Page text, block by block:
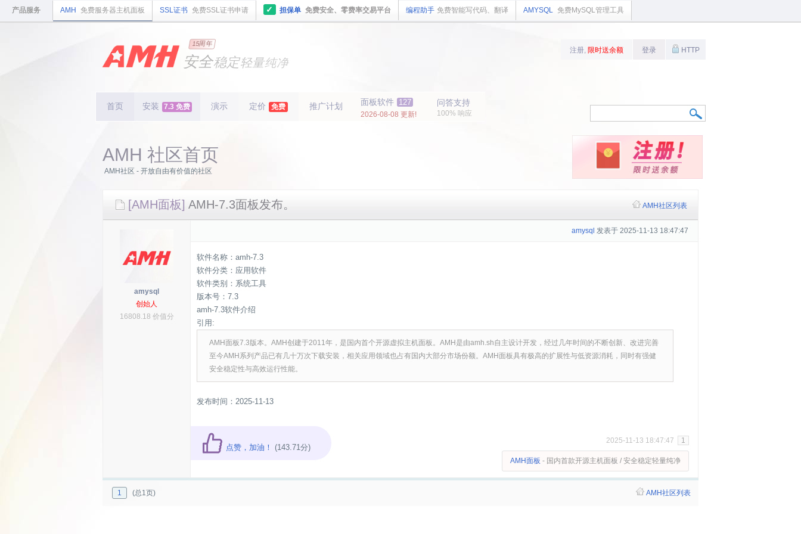
产品服务 AMH 免费服务器主机面板 SSL证书 免费SSL证书申请 ✓ 担保单 免费安全、零费率交易平台 编程助手 免费智能写代码、翻译 AMYSQL 免费MySQL管理工具
15周年
国内领先
安全稳定轻量纯净
首页 安装 7.3 免费 演示 定价 免费 推广计划 面板软件 127
2026-08-08 更新!
问答支持
100% 响应
注册, 限时送余额 登录 HTTP
AMH 社区首页
AMH社区 - 开放自由有价值的社区
[AMH面板] AMH-7.3面板发布。 AMH社区列表
amysql
创始人
16808.18 价值分
amysql 发表于 2025-11-13 18:47:47
软件名称：amh-7.3
软件分类：应用软件
软件类别：系统工具
版本号：7.3
amh-7.3软件介绍
引用:
AMH面板7.3版本。AMH创建于2011年，是国内首个开源虚拟主机面板。AMH是由amh.sh自主设计开发，经过几年时间的不断创新、改进完善
至今AMH系列产品已有几十万次下载安装，相关应用领域也占有国内大部分市场份额。AMH面板具有极高的扩展性与低资源消耗，同时有强健
安全稳定性与高效运行性能。
发布时间：2025-11-13
点赞，加油！ (143.71分)
2025-11-13 18:47:47 1
AMH面板 - 国内首款开源主机面板 / 安全稳定轻量纯净
1 (总1页) AMH社区列表